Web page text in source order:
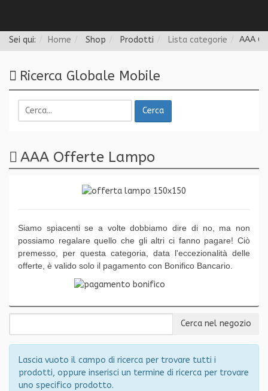
Sei qui: Home Shop Prodotti Lista categorie AAA
Ricerca Globale Mobile
Cerca
AAA Offerte Lampo
Siamo spiacenti se a volte dobbiamo dire di no, ma non
possiamo regalare quello che gli altri ci fanno pagare! Ciò
premesso, per questa categoria, data l'eccezionalità delle
offerte, è valido solo il pagamento con Bonifico Bancario.
Lascia vuoto il campo di ricerca per trovare tutti i
prodotti, oppure inserisci un termine di ricerca per trovare
uno specifico prodotto.